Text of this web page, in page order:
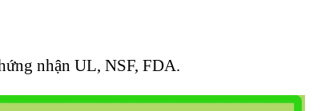
nhận UL, NSF, FDA.